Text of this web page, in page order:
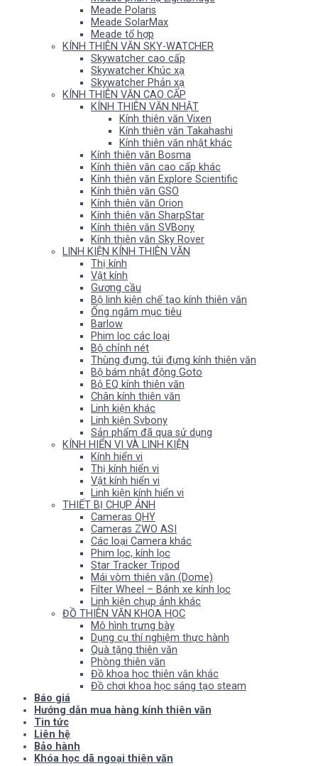
Meade Polaris
Meade SolarMax
Meade tổ hợp
KÍNH THIÊN VĂN SKY-WATCHER
Skywatcher cao cấp
Skywatcher Khúc xạ
Skywatcher Phản xạ
KÍNH THIÊN VĂN CAO CẤP
KÍNH THIÊN VĂN NHẬT
Kính thiên văn Vixen
Kính thiên văn Takahashi
Kính thiên văn nhật khác
Kính thiên văn Bosma
Kính thiên văn cao cấp khác
Kính thiên văn Explore Scientific
Kính thiên văn GSO
Kính thiên văn Orion
Kính thiên văn SharpStar
Kính thiên văn SVBony
Kính thiên văn Sky Rover
LINH KIỆN KÍNH THIÊN VĂN
Thị kính
Vật kính
Gương cầu
Bộ linh kiện chế tạo kính thiên văn
Ống ngắm mục tiêu
Barlow
Phim lọc các loại
Bộ chỉnh nét
Thùng đựng, túi đựng kính thiên văn
Bộ bám nhật động Goto
Bộ EQ kính thiên văn
Chân kính thiên văn
Linh kiện khác
Linh kiện Svbony
Sản phẩm đã qua sử dụng
KÍNH HIỂN VI VÀ LINH KIỆN
Kính hiển vi
Thị kính hiển vi
Vật kính hiển vi
Linh kiện kính hiển vi
THIẾT BỊ CHỤP ẢNH
Cameras QHY
Cameras ZWO ASI
Các loại Camera khác
Phim lọc, kính lọc
Star Tracker Tripod
Mái vòm thiên văn (Dome)
Filter Wheel – Bánh xe kính lọc
Linh kiện chụp ảnh khác
ĐỒ THIÊN VĂN KHOA HỌC
Mô hình trưng bày
Dụng cụ thí nghiệm thực hành
Quà tặng thiên văn
Phòng thiên văn
Đồ khoa học thiên văn khác
Đồ chơi khoa học sáng tạo steam
Báo giá
Hướng dẫn mua hàng kính thiên văn
Tin tức
Liên hệ
Bảo hành
Khóa học dã ngoại thiên văn